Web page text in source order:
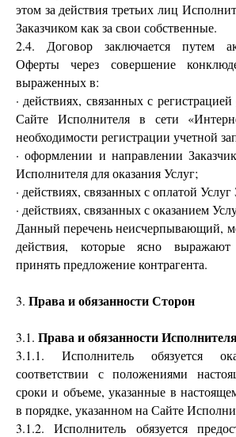
этом за действия третьих лиц
Заказчиком как за свои собственные.
2.4. Договор заключается путем
Оферты через совершение
выраженных в:
· действиях, связанных с
Сайте Исполнителя в сети
необходимости регистрации учетной
· оформлении и направлении
Исполнителя для оказания Услуг;
· действиях, связанных с оплатой Услуг
· действиях, связанных с оказанием
Данный перечень неисчерпывающий,
действия, которые ясно
принять предложение контрагента.
3. Права и обязанности Сторон
3.1. Права и обязанности
3.1.1. Исполнитель обязуется
соответствии с положениями
сроки и объеме, указанные в
в порядке, указанном на Сайте
3.1.2. Исполнитель обязуется